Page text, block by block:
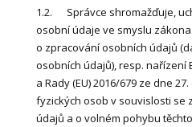
1.2. Správce shromažďuje,
osobní údaje ve smyslu zákona
o zpracování osobních údajů
osobních údajů), resp. nařízení
a Rady (EU) 2016/679 ze dne
fyzických osob v souvislosti se
údajů a o volném pohybu